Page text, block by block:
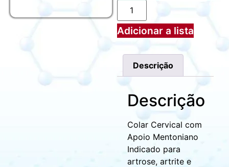
Adicionar a lista
Descrição
Descrição
Colar Cervical com
Apoio Mentoniano
Indicado para
artrose, artrite e